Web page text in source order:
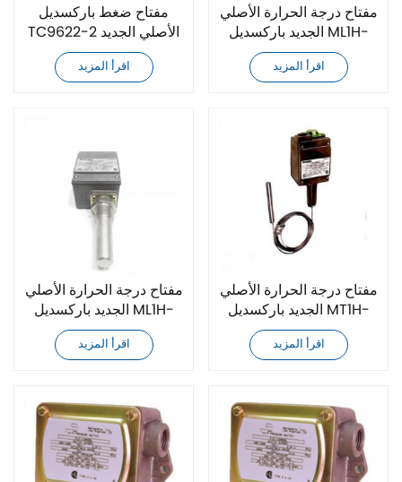
مفتاح ضغط باركسديل
TC9622-2 الأصلي الجديد
اقرأ المزيد
مفتاح درجة الحرارة الأصلي
الجديد باركسديل ML1H-
S203S
اقرأ المزيد
مفتاح درجة الحرارة الأصلي
الجديد باركسديل ML1H-
H351
اقرأ المزيد
مفتاح درجة الحرارة الأصلي
الجديد باركسديل MT1H-
H351S-FX
اقرأ المزيد